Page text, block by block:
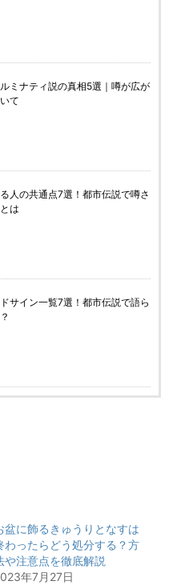
ミナティ説の真相5選｜噂が広が
て
人の共通点7選！都市伝説で噂さ
は
サイン一覧7選！都市伝説で語ら
盆に飾るきゅうりとなすは
わったらどう処分する？方
や注意点を徹底解説
年7月27日